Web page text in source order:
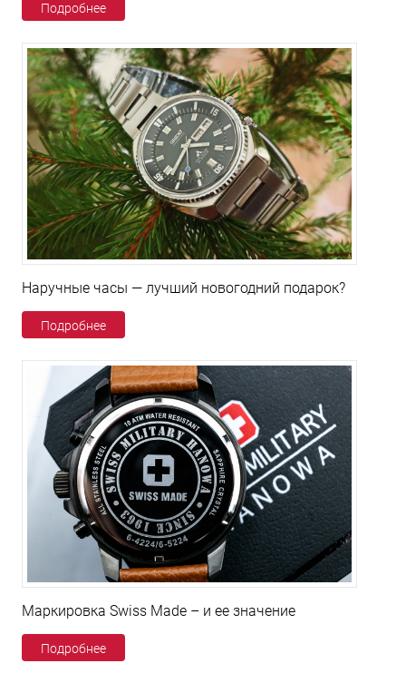
Подробнее
Наручные часы — лучший новогодний подарок?
Подробнее
Маркировка Swiss Made – и ее значение
Подробнее